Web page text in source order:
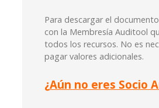
Para descargar el
con la Membresía Auditool
todos los recursos. No es
pagar valores adicionales.
¿Aún no eres Socio